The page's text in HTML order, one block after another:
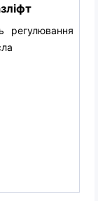
регулювання